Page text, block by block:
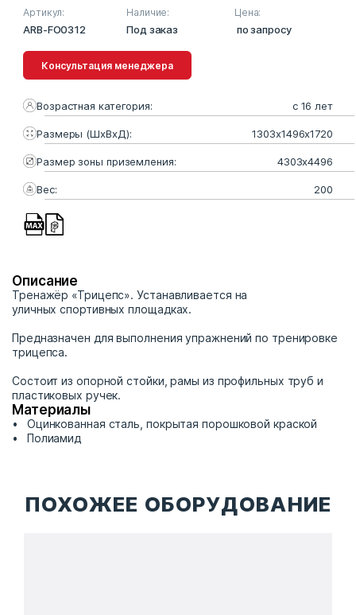
Артикул:
ARB-FO0312
Наличие:
Под заказ
Цена:
по запросу
Консультация менеджера
Возрастная категория: с 16 лет
Размеры (ШхВхД): 1303х1496х1720
Размер зоны приземления: 4303х4496
Вес: 200
Описание
Тренажёр «Трицепс». Устанавливается на
уличных спортивных площадках.
Предназначен для выполнения упражнений по тренировке
трицепса.
Состоит из опорной стойки, рамы из профильных труб и
пластиковых ручек.
Материалы
Оцинкованная сталь, покрытая порошковой краской
Полиамид
ПОХОЖЕЕ ОБОРУДОВАНИЕ